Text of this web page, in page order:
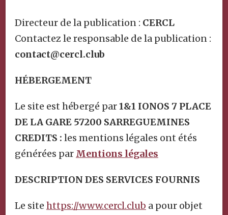
Directeur de la publication : CERCL
Contactez le responsable de la publication :
contact@cercl.club
HÉBERGEMENT
Le site est hébergé par1&1 IONOS 7 PLACE
DE LA GARE 57200 SARREGUEMINES
CREDITS : les mentions légales ont étés
générées par Mentions légales
DESCRIPTION DES SERVICES FOURNIS
Le site https://www.cercl.club a pour objet